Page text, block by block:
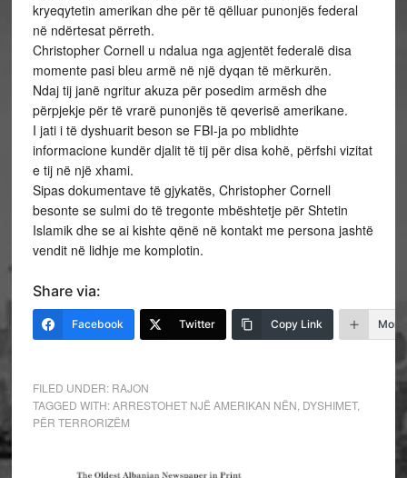
kryeqytetin amerikan dhe për të qëlluar punonjës federal
në ndërtesat përreth.
Christopher Cornell u ndalua nga agjentët federalë disa
momente pasi bleu armë në një dyqan të mërkurën.
Ndaj tij janë ngritur akuza për posedim armësh dhe
përpjekje për të vrarë punonjës të qeverisë amerikane.
I jati i të dyshuarit beson se FBI-ja po mblidhte
informacione kundër djalit të tij për disa kohë, përfshi vizitat
e tij në një xhami.
Sipas dokumentave të gjykatës, Christopher Cornell
besonte se sulmi do të tregonte mbështetje për Shtetin
Islamik dhe se ai kishte qënë në kontakt me persona jashtë
vendit në lidhje me komplotin.
Share via:
Facebook Twitter Copy Link More
FILED UNDER: RAJON
TAGGED WITH:ARRESTOHET NJË AMERIKAN NËN DYSHIMET,
PËR TERRORIZËM